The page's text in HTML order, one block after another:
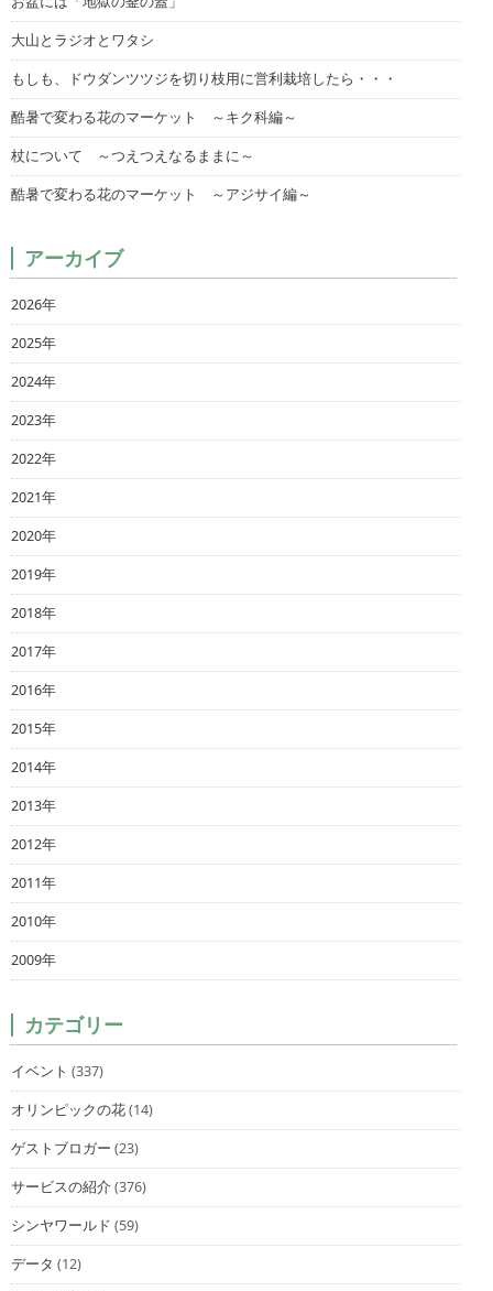
大山とラジオとワタシ
もしも、ドウダンツツジを切り枝用に営利栽培したら・・・
酷暑で変わる花のマーケット ～キク科編～
杖について ～つえつえなるままに～
酷暑で変わる花のマーケット ～アジサイ編～
アーカイブ
2026年
2025年
2024年
2023年
2022年
2021年
2020年
2019年
2018年
2017年
2016年
2015年
2014年
2013年
2012年
2011年
2010年
2009年
カテゴリー
イベント (337)
オリンピックの花(14)
ゲストブロガー (23)
サービスの紹介(376)
シンヤワールド (59)
データ (12)